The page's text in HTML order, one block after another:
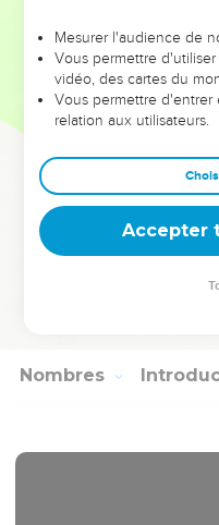
l’Eternel.
Le propriétaire ne
ceux qui sont mauvais, et
procède quand même à
pour sacrées et ne
Tels sont les
Moïse pour les Israélites
La Bible Du Semeur Copyright ©
Nombres
Mesurer l'audience de
Vous permettre
vidéo, des cartes du
Vous permettre
relation aux utilisateurs.
Accepter